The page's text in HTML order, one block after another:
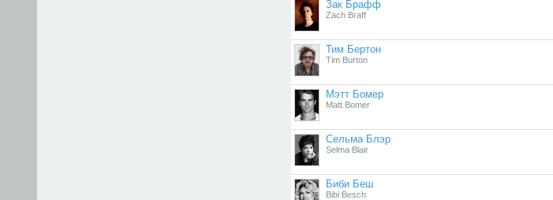
Зак Брафф
Zach Braff
Тим Бертон
Tim Burton
Мэтт Бомер
Matt Bomer
Сельма Блэр
Selma Blair
Биби Беш
Bibi Besch